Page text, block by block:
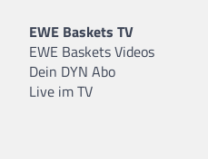
EWE Baskets TV
EWE Baskets Videos
Dein DYN Abo
Live im TV